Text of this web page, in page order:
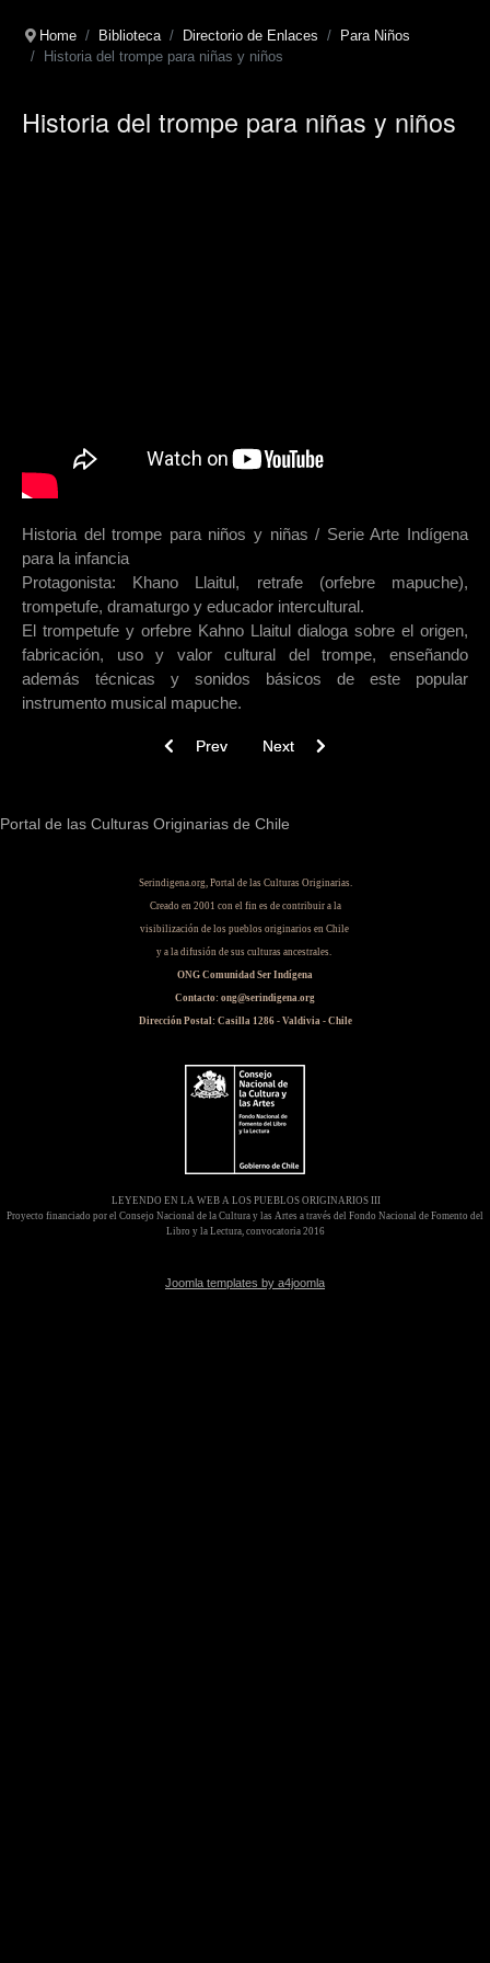
Home Biblioteca Directorio de Enlaces
Para Niños
Historia del trompe para niñas y niños
Historia del trompe para niñas y niños
Historia del trompe para niños y niñas / Serie Arte Indígena
para la infancia
Protagonista: Khano Llaitul, retrafe (orfebre mapuche),
trompetufe, dramaturgo y educador intercultural.
El trompetufe y orfebre Kahno Llaitul dialoga sobre el origen,
fabricación, uso y valor cultural del trompe, enseñando
además técnicas y sonidos básicos de este popular
instrumento musical mapuche.
Previous article: Cantos mapuche para niñas y
Prev Next article: Los Precolombinos
Next
Portal de las Culturas Originarias de Chile
Serindigena.org, Portal de las Culturas Originarias.
Creado en 2001 con el fin es de contribuir a la
visibilización de los pueblos originarios en Chile
y a la difusión de sus culturas ancestrales.
ONG Comunidad Ser Indígena
Contacto: ong@serindigena.org
Dirección Postal: Casilla 1286 - Valdivia - Chile
LEYENDO EN LA WEB A LOS PUEBLOS ORIGINARIOS III
Proyecto financiado por el Consejo Nacional de la Cultura y las Artes a través del Fondo Nacional de Fomento del
Libro y la Lectura, convocatoria 2016
Joomla templates by a4joomla